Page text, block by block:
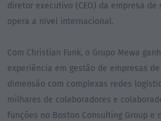
diretor executivo (CEO) da empresa
opera a nível internacional.
Com Christian Funk, o Grupo Mewa
experiência em gestão de empresas
dimensão com complexas redes
milhares de colaboradores e
funções no Boston Consulting Group e